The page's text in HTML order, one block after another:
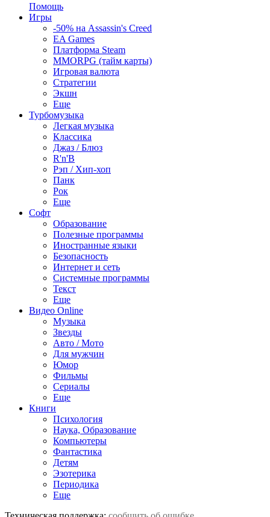
Помощь
Игры
-50% на Assassin's Creed
EA Games
Платформа Steam
MMORPG (тайм карты)
Игровая валюта
Стратегии
Экшн
Еще
Турбомузыка
Легкая музыка
Классика
Джаз / Блюз
R'n'B
Рэп / Хип-хоп
Панк
Рок
Еще
Софт
Образование
Полезные программы
Иностранные языки
Безопасность
Интернет и сеть
Системные программы
Текст
Еще
Видео Online
Музыка
Звезды
Авто / Мото
Для мужчин
Юмор
Фильмы
Сериалы
Еще
Книги
Психология
Наука, Образование
Компьютеры
Фантастика
Детям
Эзотерика
Периодика
Еще